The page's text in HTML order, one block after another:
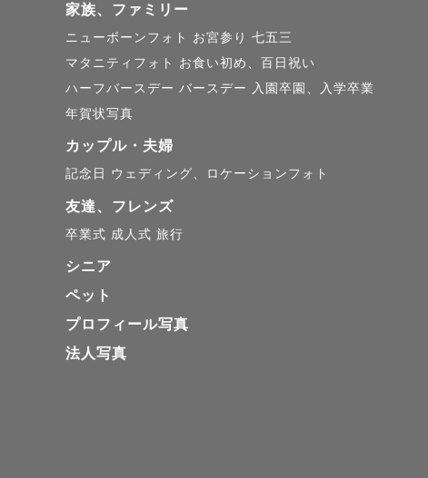
家族、ファミリー
ニューボーンフォト お宮参り 七五三
マタニティフォト
お食い初め、百日祝い
ハーフバースデー バースデー
入園卒園、入学卒業
年賀状写真
カップル・夫婦
記念日 ウェディング、ロケーションフォト
友達、フレンズ
卒業式 成人式 旅行
シニア
ペット
プロフィール写真
法人写真